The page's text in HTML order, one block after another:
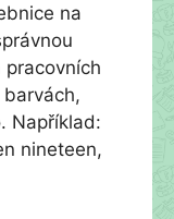
na
pracovních
Například:
nineteen,